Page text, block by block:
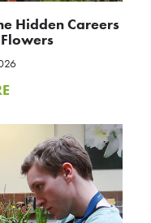
Hidden Careers